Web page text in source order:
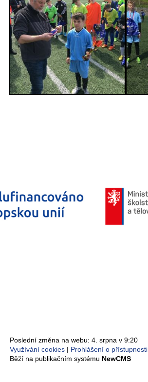
Poslední změna na webu: 4. srpna v 9:20
Využívání cookies
Prohlášení o přístupnosti
Běží na publikačním systému NewCMS